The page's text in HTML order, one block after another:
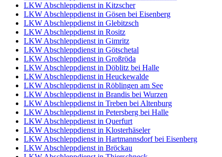
LKW Abschleppdienst in Kitzscher
LKW Abschleppdienst in Gösen bei Eisenberg
LKW Abschleppdienst in Glebitzsch
LKW Abschleppdienst in Rositz
LKW Abschleppdienst in Gimritz
LKW Abschleppdienst in Götschetal
LKW Abschleppdienst in Großröda
LKW Abschleppdienst in Döblitz bei Halle
LKW Abschleppdienst in Heuckewalde
LKW Abschleppdienst in Röblingen am See
LKW Abschleppdienst in Brandis bei Wurzen
LKW Abschleppdienst in Treben bei Altenburg
LKW Abschleppdienst in Petersberg bei Halle
LKW Abschleppdienst in Querfurt
LKW Abschleppdienst in Klosterhäseler
LKW Abschleppdienst in Hartmannsdorf bei Eisenberg
LKW Abschleppdienst in Bröckau